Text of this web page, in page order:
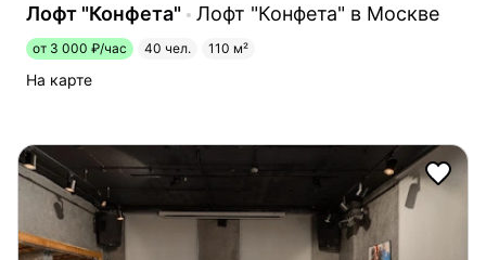
Лофт "Конфета" Лофт "Конфета" в Москве
от 3 000 ₽/час 40 чел. 110 м²
На карте